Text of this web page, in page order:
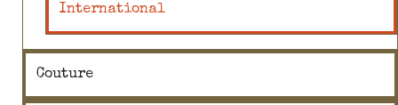
International
Couture